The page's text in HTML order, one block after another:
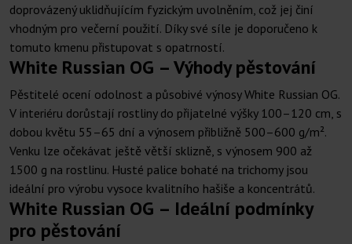
doprovázený uklidňujícím fyzickým uvolněním, což jej činí
vhodným pro večerní použití. Díky své síle je doporučeno k
tomuto kmenu přistupovat s opatrností.
White Russian OG – Výhody pěstování
Pěstitelé ocení odolnost a působivé výnosy White Russian OG.
V interiéru dorůstají rostliny do přijatelné výšky 100–120 cm, s
dobou květu 55–65 dní a výnosem přibližně 500–600 g/m².
Venku lze očekávat ještě větší sklizně, s výnosem 900 až
1500 g na rostlinu. Husté palice bohaté na trichomy jsou
ideální pro výrobu vysoce kvalitního hašiše a koncentrátů.
White Russian OG – Ideální podmínky
pro pěstování